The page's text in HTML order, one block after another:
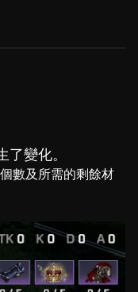
變化。
數及所需的剩餘材